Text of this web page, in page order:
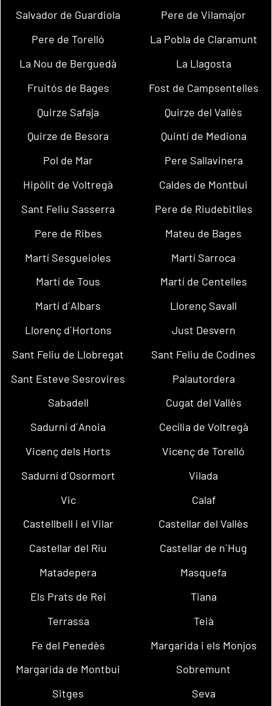
Salvador de Guardiola
Pere de Vilamajor
Pere de Torelló
La Pobla de Claramunt
La Nou de Berguedà
La Llagosta
Fruitós de Bages
Fost de Campsentelles
Quirze Safaja
Quirze del Vallès
Quirze de Besora
Quintí de Mediona
Pol de Mar
Pere Sallavinera
Hipòlit de Voltregà
Caldes de Montbui
Sant Feliu Sasserra
Pere de Riudebitlles
Pere de Ribes
Mateu de Bages
Martí Sesgueioles
Martí Sarroca
Martí de Tous
Martí de Centelles
Martí d´Albars
Llorenç Savall
Llorenç d´Hortons
Just Desvern
Sant Feliu de Llobregat
Sant Feliu de Codines
Sant Esteve Sesrovires
Palautordera
Sabadell
Cugat del Vallès
Sadurní d´Anoia
Cecília de Voltregà
Vicenç dels Horts
Vicenç de Torelló
Sadurní d´Osormort
Vilada
Vic
Calaf
Castellbell i el Vilar
Castellar del Vallès
Castellar del Riu
Castellar de n´Hug
Matadepera
Masquefa
Els Prats de Rei
Tiana
Terrassa
Teià
Fe del Penedès
Margarida i els Monjos
Margarida de Montbui
Sobremunt
Sitges
Seva